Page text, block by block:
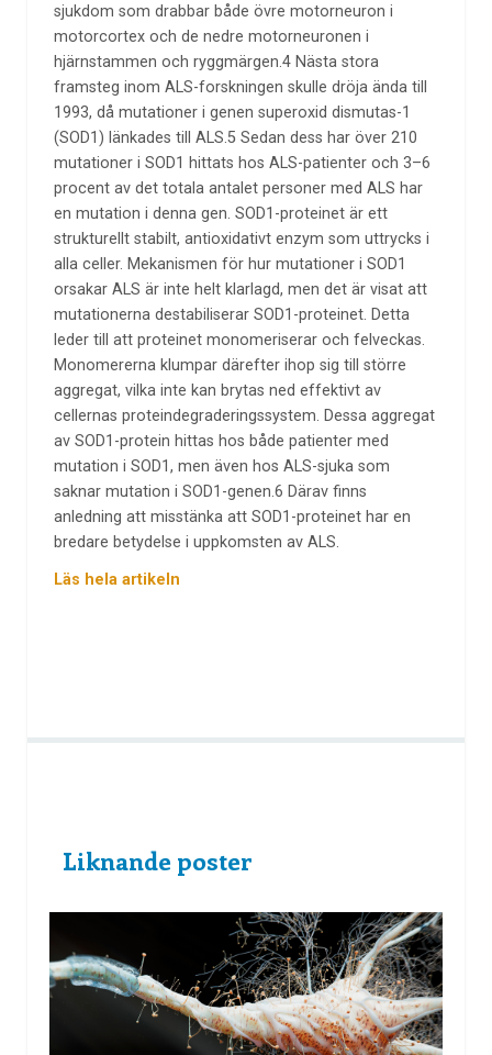
sjukdom som drabbar både övre motorneuron i
motorcortex och de nedre motorneuronen i
hjärnstammen och ryggmärgen.4 Nästa stora
framsteg inom ALS-forskningen skulle dröja ända till
1993, då mutationer i genen superoxid dismutas-1
(SOD1) länkades till ALS.5 Sedan dess har över 210
mutationer i SOD1 hittats hos ALS-patienter och 3–6
procent av det totala antalet personer med ALS har
en mutation i denna gen. SOD1-proteinet är ett
strukturellt stabilt, antioxidativt enzym som uttrycks i
alla celler. Mekanismen för hur mutationer i SOD1
orsakar ALS är inte helt klarlagd, men det är visat att
mutationerna destabiliserar SOD1-proteinet. Detta
leder till att proteinet monomeriserar och felveckas.
Monomererna klumpar därefter ihop sig till större
aggregat, vilka inte kan brytas ned effektivt av
cellernas proteindegraderingssystem. Dessa aggregat
av SOD1-protein hittas hos både patienter med
mutation i SOD1, men även hos ALS-sjuka som
saknar mutation i SOD1-genen.6 Därav finns
anledning att misstänka att SOD1-proteinet har en
bredare betydelse i uppkomsten av ALS.
Läs hela artikeln
Liknande poster